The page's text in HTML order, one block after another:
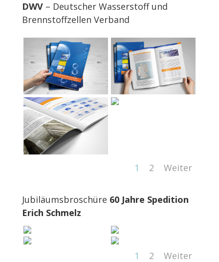
DWV– Deutscher Wasserstoff und
Brennstoffzellen Verband
1 2 Weiter
Jubiläumsbroschüre 60 Jahre Spedition
Erich Schmelz
1 2 Weiter